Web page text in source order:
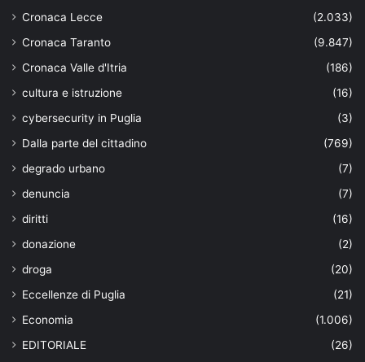
Cronaca Lecce
(2.033)
Cronaca Taranto
(9.847)
Cronaca Valle d'Itria
(186)
cultura e istruzione
(16)
cybersecurity in Puglia
(3)
Dalla parte del cittadino
(769)
degrado urbano
(7)
denuncia
(7)
diritti
(16)
donazione
(2)
droga
(20)
Eccellenze di Puglia
(21)
Economia
(1.006)
EDITORIALE
(26)